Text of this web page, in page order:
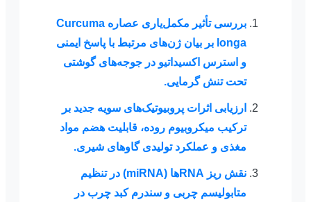
بررسی تأثیر مکمل‌یاری عصاره Curcuma
longa بر بیان ژن‌های مرتبط با پاسخ ایمنی
و استرس اکسیداتیو در جوجه‌های گوشتی
تحت تنش گرمایی.
ارزیابی اثرات پروبیوتیک‌های سویه جدید بر
ترکیب میکروبیوم روده، قابلیت هضم مواد
مغذی و عملکرد تولیدی گاوهای شیری.
نقش ریز RNAها (miRNA) در تنظیم
متابولیسم چربی و سندرم کبد چرب در